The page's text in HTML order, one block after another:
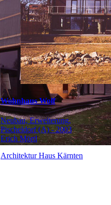
Wohnhaus Wolf
Neubau, Erweiterung,
Pischeldorf (A) - 2003
Erich Mörtl
Architektur Haus Kärnten